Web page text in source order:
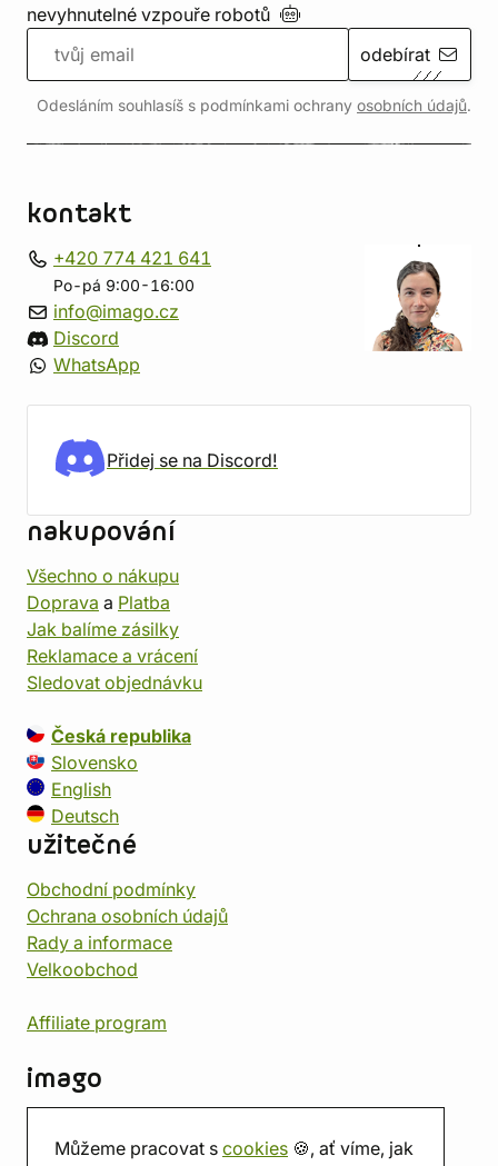
Můžeme pracovat s cookies 🍪, ať víme, jak
nevyhnutelné vzpouře robotů
odebírat
Odesláním souhlasíš s podmínkami ochrany osobních údajů.
kontakt
+420 774 421 641
Po-pá 9:00-16:00
info@imago.cz
Discord
WhatsApp
Přidej se na Discord!
nakupování
Všechno o nákupu
Doprava a Platba
Jak balíme zásilky
Reklamace a vrácení
Sledovat objednávku
Česká republika
Slovensko
English
Deutsch
užitečné
Obchodní podmínky
Ochrana osobních údajů
Rady a informace
Velkoobchod
Affiliate program
imago
Prodejna